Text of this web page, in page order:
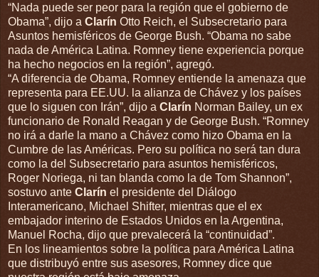
“Nada puede ser peor para la región que el gobierno de
Obama”, dijo a Clarín Otto Reich, el Subsecretario para
Asuntos hemisféricos de George Bush. “Obama no sabe
nada de América Latina. Romney tiene experiencia porque
ha hecho negocios en la región”, agregó.
“A diferencia de Obama, Romney entiende la amenaza que
representa para EE.UU. la alianza de Chávez y los países
que lo siguen con Irán”, dijo a Clarín Norman Bailey, un ex
funcionario de Ronald Reagan y de George Bush. “Romney
no irá a darle la mano a Chávez como hizo Obama en la
Cumbre de las Américas. Pero su política no será tan dura
como la del Subsecretario para asuntos hemisféricos,
Roger Noriega, ni tan blanda como la de Tom Shannon”,
sostuvo ante Clarín el presidente del Diálogo
Interamericano, Michael Shifter, mientras que el ex
embajador interino de Estados Unidos en la Argentina,
Manuel Rocha, dijo que prevalecerá la “continuidad”.
En los lineamientos sobre la política para América Latina
que distribuyó entre sus asesores, Romney dice que